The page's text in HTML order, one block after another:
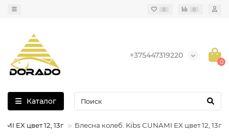
0 0
+375447319220
0
Каталог
EX цвет 12, 13г Блесна колеб. Kibs CUNAMI EX цвет 12, 13г